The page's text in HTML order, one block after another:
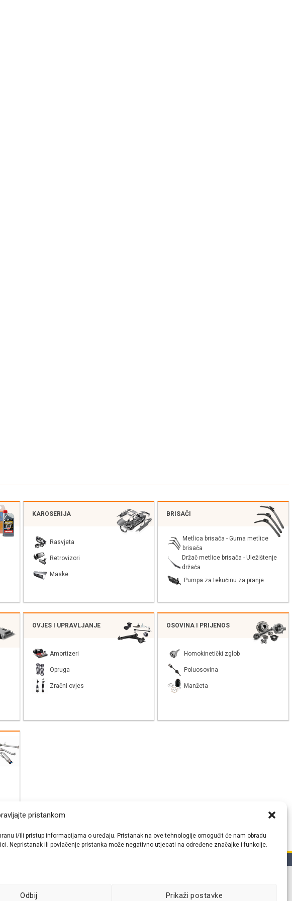
pristankom
i/ili pristup informacijama o uređaju. Pristanak na ove tehnologije omogućit će nam obradu
Nepristanak ili povlačenje pristanka može negativno utjecati na određene značajke i funkcije.
Odbij Prikaži postavke
KAROSERIJA
Rasvjeta
Retrovizori
Maske
BRISAČI
Metlica brisača - Guma metlice
brisača
Držač metlice brisača - Uležištenje
držača
Pumpa za tekućinu za pranje
OVJES I UPRAVLJANJE
Amortizeri
Opruga
Zračni ovjes
OSOVINA I PRIJENOS
Homokinetički zglob
Poluosovina
Manžeta
poznatih i priznatih
teretnih vozila.